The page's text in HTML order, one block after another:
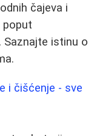
čajeva i
poput
Saznajte istinu o
i čišćenje - sve